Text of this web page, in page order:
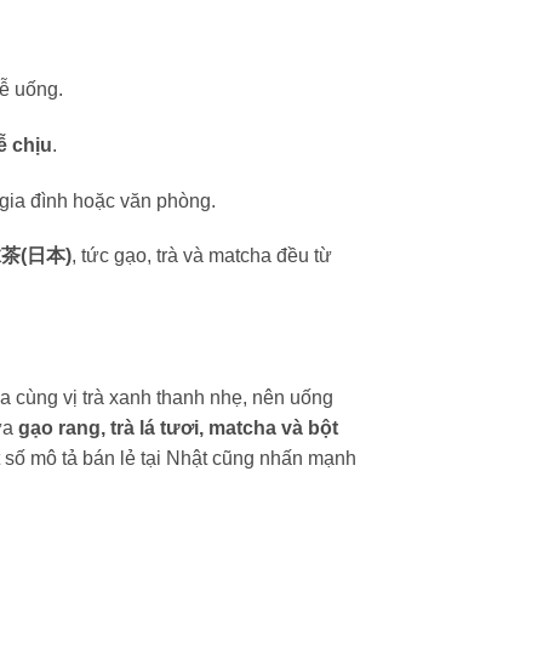
uống.
chịu.
đình hoặc văn phòng.
(日本), tức gạo, trà và matcha đều từ
cùng vị trà xanh thanh nhẹ, nên uống
gạo rang, trà lá tươi, matcha và bột
mô tả bán lẻ tại Nhật cũng nhấn mạnh